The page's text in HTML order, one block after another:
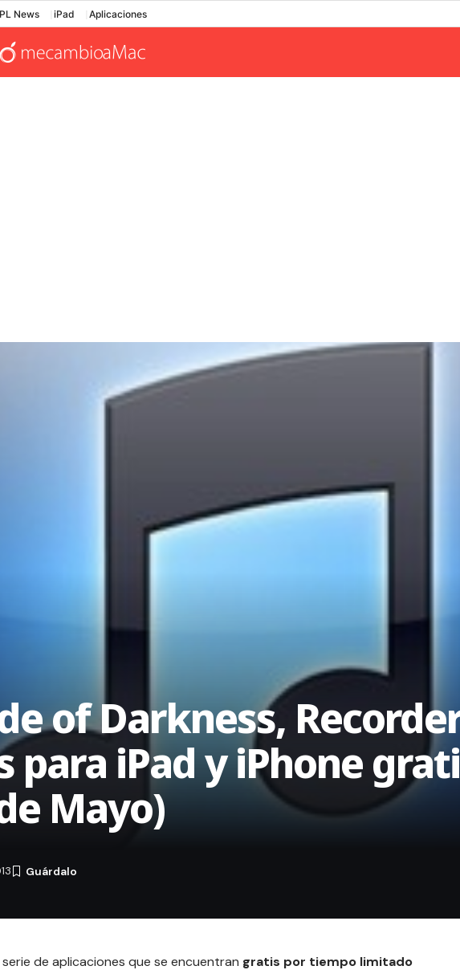
News iPad Aplicaciones
of Darkness,
para iPad y iPhone
Mayo)
de aplicaciones que se encuentran gratis por tiempo limitado